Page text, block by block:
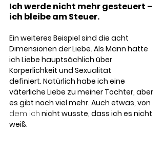
Ich werde nicht mehr gesteuert –
ich bleibe am Steuer.
Ein weiteres Beispiel sind die acht
Dimensionen der Liebe. Als Mann hatte
ich Liebe hauptsächlich über
Körperlichkeit und Sexualität
definiert. Natürlich habe ich eine
väterliche Liebe zu meiner Tochter, aber
es gibt noch viel mehr. Auch etwas, von
dem ich nicht wusste, dass ich es nicht
weiß.